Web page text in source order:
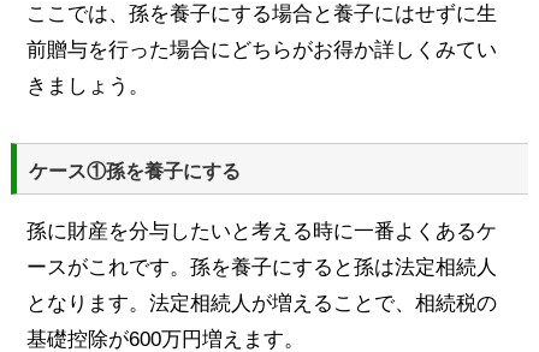
ここでは、孫を養子にする場合と養子にはせずに生
前贈与を行った場合にどちらがお得か詳しくみてい
きましょう。
ケース①孫を養子にする
孫に財産を分与したいと考える時に一番よくあるケ
ースがこれです。孫を養子にすると孫は法定相続人
となります。法定相続人が増えることで、相続税の
基礎控除が600万円増えます。